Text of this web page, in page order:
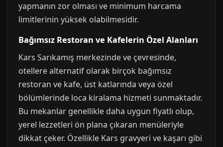
yapmanın zor olması ve minimum harcama
limitlerinin yüksek olabilmesidir.
Bağımsız Restoran ve Kafelerin Özel Alanları
Kars Sarıkamış merkezinde ve çevresinde,
otellere alternatif olarak birçok bağımsız
restoran ve kafe, üst katlarında veya özel
bölümlerinde loca kiralama hizmeti sunmaktadır.
Bu mekanlar genellikle daha uygun fiyatlı olup,
yerel lezzetleri ön plana çıkaran menüleriyle
dikkat çeker. Özellikle Kars gravyeri ve kaşarı gibi